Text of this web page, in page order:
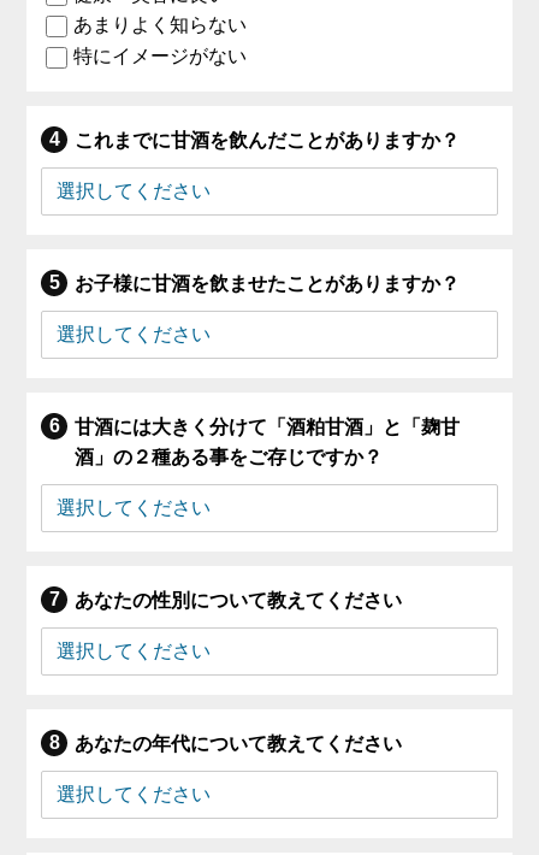
あまりよく知らない
特にイメージがない
これまでに甘酒を飲んだことがありますか？
お子様に甘酒を飲ませたことがありますか？
甘酒には大きく分けて「酒粕甘酒」と「麹甘
酒」の２種ある事をご存じですか？
あなたの性別について教えてください
あなたの年代について教えてください